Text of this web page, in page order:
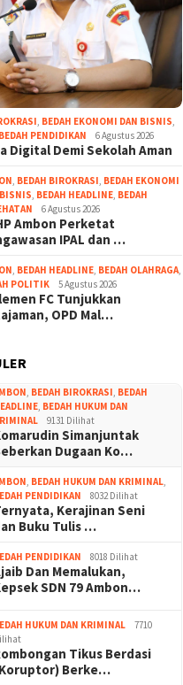
, BEDAH EKONOMI DAN BISNIS,
BEDAH PENDIDIKAN 6 Agustus 2026
Digital Demi Sekolah Aman
, BEDAH BIROKRASI, BEDAH EKONOMI
, BEDAH HEADLINE, BEDAH
6 Agustus 2026
Ambon Perketat
IPAL dan …
, BEDAH HEADLINE, BEDAH OLAHRAGA,
POLITIK
5 Agustus 2026
FC Tunjukkan
OPD Mal…
, BEDAH BIROKRASI, BEDAH
, BEDAH HUKUM DAN
9131 Dilihat
Simanjuntak
Dugaan Ko…
, BEDAH HUKUM DAN KRIMINAL,
PENDIDIKAN
8032 Dilihat
Kerajinan Seni
Buku Tulis …
PENDIDIKAN 8018 Dilihat
Dan Memalukan,
SDN 79 Ambon…
HUKUM DAN KRIMINAL
7710
Tikus Berdasi
Berke…